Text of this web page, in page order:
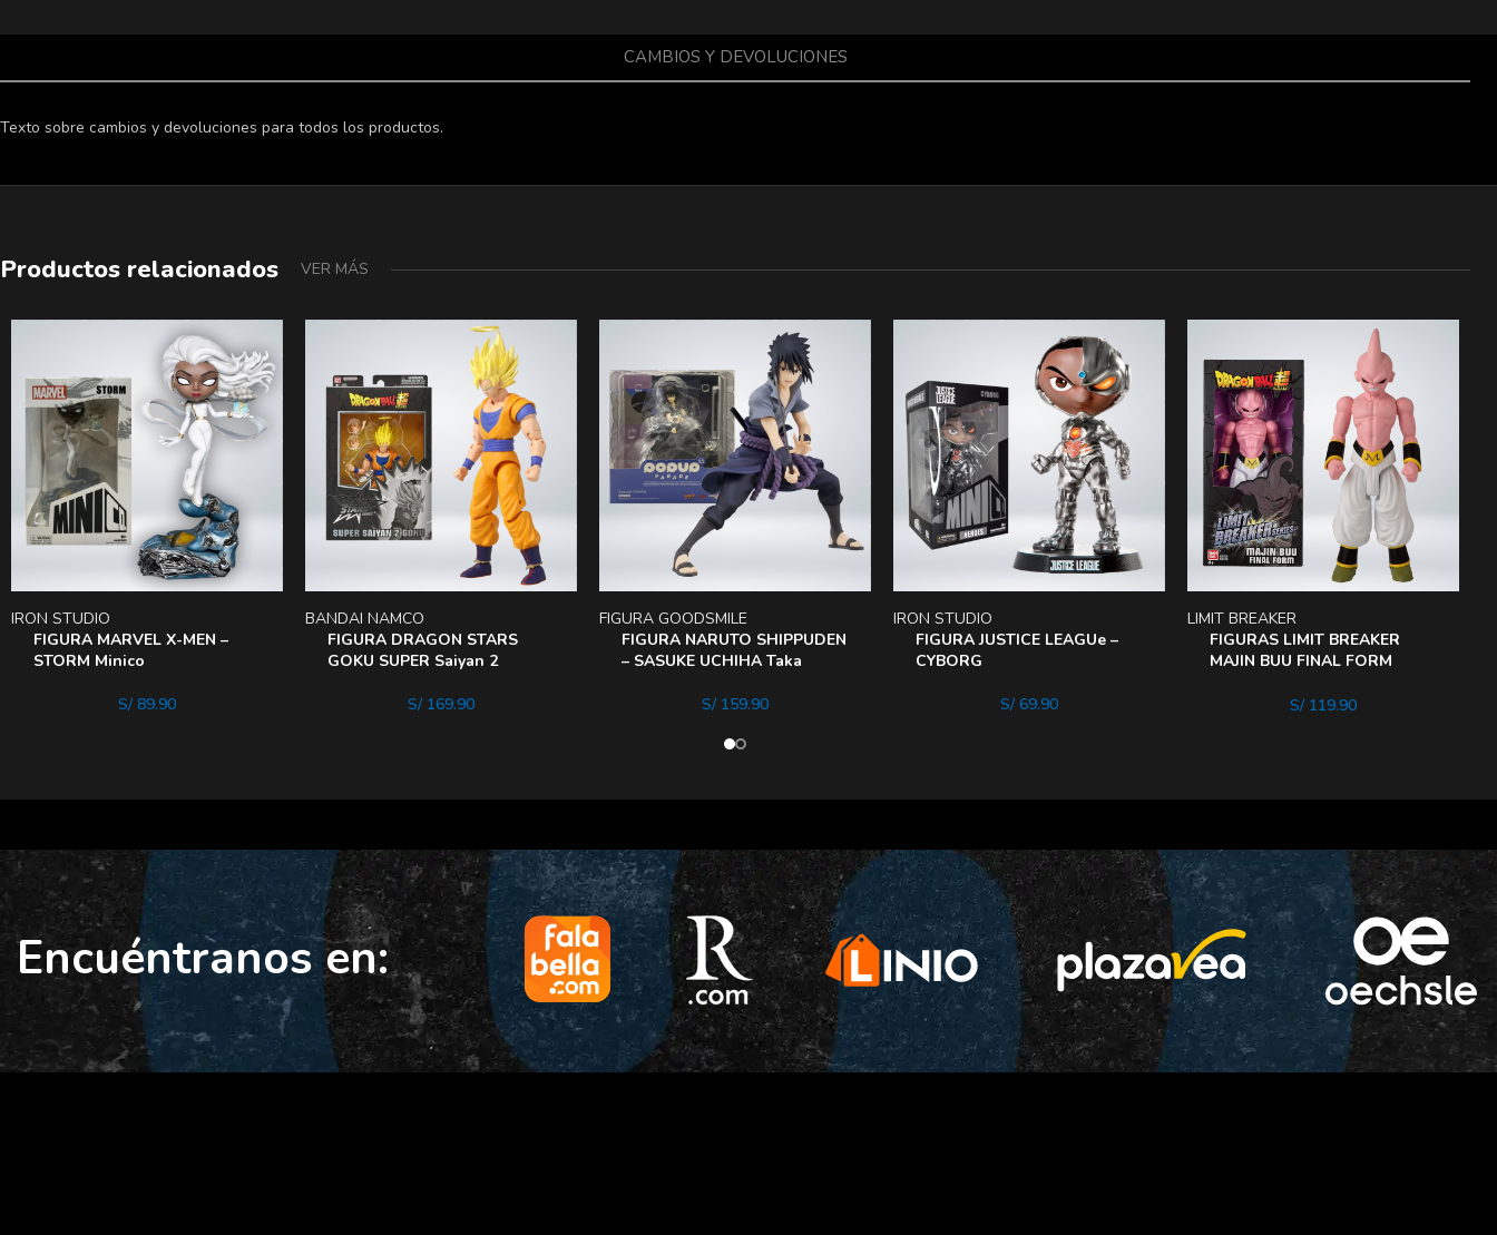
CAMBIOS Y DEVOLUCIONES
Texto sobre cambios y devoluciones para todos los productos.
Productos relacionados VER MÁS
FIGURA MARVEL X-MEN –
STORM Minico
IRON STUDIO
S/89.90
FIGURA DRAGON STARS
GOKU SUPER Saiyan 2
BANDAI NAMCO
S/169.90
FIGURA NARUTO SHIPPUDEN
– SASUKE UCHIHA Taka
FIGURA GOODSMILE
S/159.90
FIGURA JUSTICE LEAGUe –
CYBORG
IRON STUDIO
S/69.90
FIGURAS LIMIT BREAKER
MAJIN BUU FINAL FORM
LIMIT BREAKER
S/119.90
Encuéntranos en: